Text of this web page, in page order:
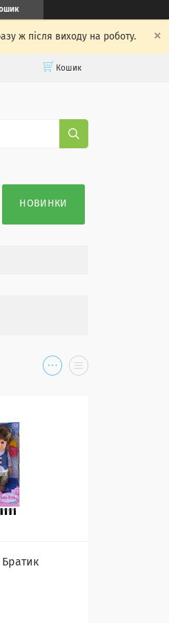
ж після виходу на роботу.
Кошик
НОВИНКИ